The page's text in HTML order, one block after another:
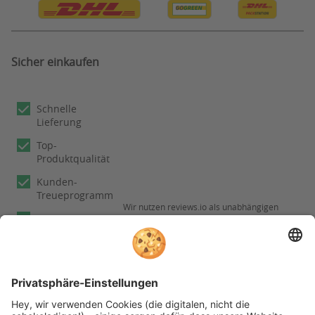
Sicher einkaufen
Schnelle
Lieferung
Top-
Produktqualität
Kunden-
Treueprogramm
Experten
Wir nutzen reviews.io als unabhängigen
Dienstleister für die Einholung von
Bewertungen. Erfahren Sie mehr unter
unserenInformationen zu
Kundenbewertungen
Folgen Sie rehashop auch auf folgenden Kanälen